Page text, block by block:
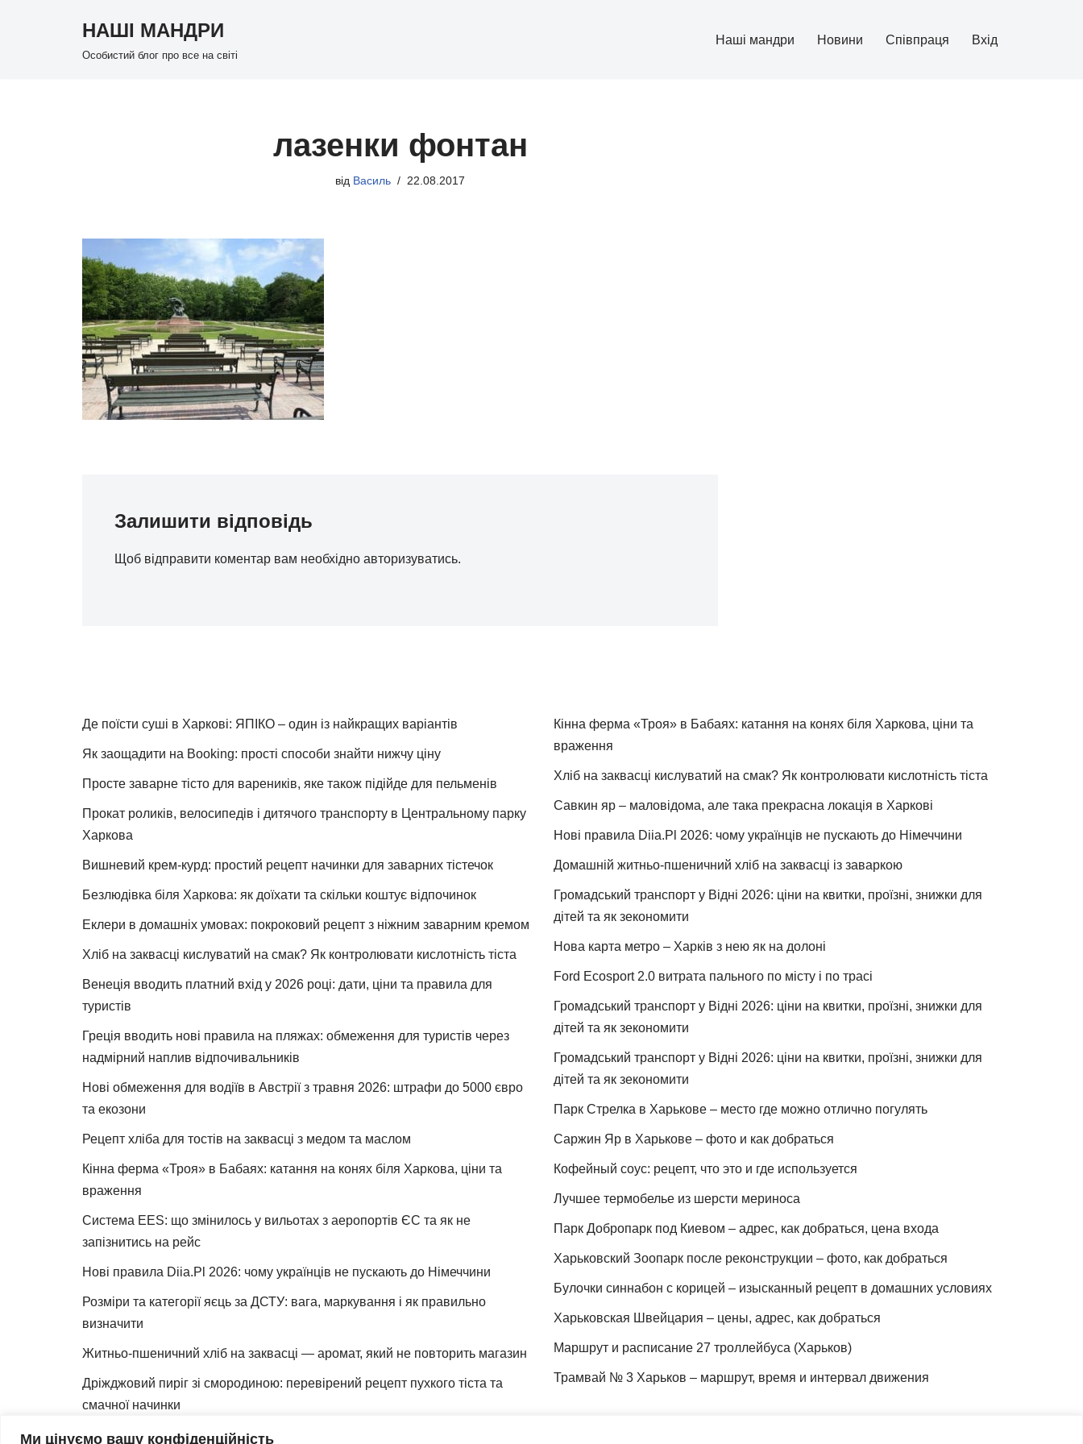
Ми цінуємо вашу конфіденційність
НАШІ МАНДРИ
Особистий блог про все на світі
Наші мандри Новини Співпраця Вхід
лазенки фонтан
від Василь 22.08.2017
Залишити відповідь
Щоб відправити коментар вам необхідно авторизуватись.
Де поїсти суші в Харкові: ЯПІКО – один із найкращих варіантів
Як заощадити на Booking: прості способи знайти нижчу ціну
Просте заварне тісто для вареників, яке також підійде для пельменів
Прокат роликів, велосипедів і дитячого транспорту в Центральному парку
Харкова
Вишневий крем-курд: простий рецепт начинки для заварних тістечок
Безлюдівка біля Харкова: як доїхати та скільки коштує відпочинок
Еклери в домашніх умовах: покроковий рецепт з ніжним заварним кремом
Хліб на заквасці кислуватий на смак? Як контролювати кислотність тіста
Венеція вводить платний вхід у 2026 році: дати, ціни та правила для
туристів
Греція вводить нові правила на пляжах: обмеження для туристів через
надмірний наплив відпочивальників
Нові обмеження для водіїв в Австрії з травня 2026: штрафи до 5000 євро
та екозони
Рецепт хліба для тостів на заквасці з медом та маслом
Кінна ферма «Троя» в Бабаях: катання на конях біля Харкова, ціни та
враження
Система EES: що змінилось у вильотах з аеропортів ЄС та як не
запізнитись на рейс
Нові правила Diia.Pl 2026: чому українців не пускають до Німеччини
Розміри та категорії яєць за ДСТУ: вага, маркування і як правильно
визначити
Житньо-пшеничний хліб на заквасці — аромат, який не повторить магазин
Дріжджовий пиріг зі смородиною: перевірений рецепт пухкого тіста та
смачної начинки
Як зробити закваску для хліба вдома
Кінна ферма «Троя» в Бабаях: катання на конях біля Харкова, ціни та
враження
Хліб на заквасці кислуватий на смак? Як контролювати кислотність тіста
Савкин яр – маловідома, але така прекрасна локація в Харкові
Нові правила Diia.Pl 2026: чому українців не пускають до Німеччини
Домашній житньо-пшеничний хліб на заквасці із заваркою
Громадський транспорт у Відні 2026: ціни на квитки, проїзні, знижки для
дітей та як зекономити
Нова карта метро – Харків з нею як на долоні
Ford Ecosport 2.0 витрата пального по місту і по трасі
Громадський транспорт у Відні 2026: ціни на квитки, проїзні, знижки для
дітей та як зекономити
Громадський транспорт у Відні 2026: ціни на квитки, проїзні, знижки для
дітей та як зекономити
Парк Стрелка в Харькове – место где можно отлично погулять
Саржин Яр в Харькове – фото и как добраться
Кофейный соус: рецепт, что это и где используется
Лучшее термобелье из шерсти мериноса
Парк Добропарк под Киевом – адрес, как добраться, цена входа
Харьковский Зоопарк после реконструкции – фото, как добраться
Булочки синнабон с корицей – изысканный рецепт в домашних условиях
Харьковская Швейцария – цены, адрес, как добраться
Маршрут и расписание 27 троллейбуса (Харьков)
Трамвай № 3 Харьков – маршрут, время и интервал движения